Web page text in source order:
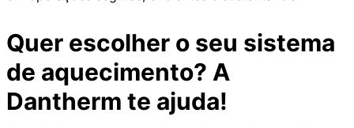
Quer escolher o seu sistema
de aquecimento? A
Dantherm te ajuda!